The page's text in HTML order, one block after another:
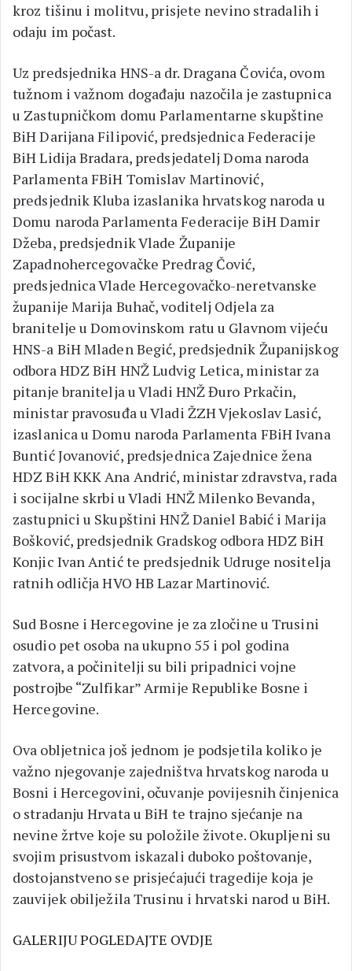
kroz tišinu i molitvu, prisjete nevino stradalih i
odaju im počast.
Uz predsjednika HNS-a dr. Dragana Čovića, ovom
tužnom i važnom događaju nazočila je zastupnica
u Zastupničkom domu Parlamentarne skupštine
BiH Darijana Filipović, predsjednica Federacije
BiH Lidija Bradara, predsjedatelj Doma naroda
Parlamenta FBiH Tomislav Martinović,
predsjednik Kluba izaslanika hrvatskog naroda u
Domu naroda Parlamenta Federacije BiH Damir
Džeba, predsjednik Vlade Županije
Zapadnohercegovačke Predrag Čović,
predsjednica Vlade Hercegovačko-neretvanske
županije Marija Buhač, voditelj Odjela za
branitelje u Domovinskom ratu u Glavnom vijeću
HNS-a BiH Mladen Begić, predsjednik Županijskog
odbora HDZ BiH HNŽ Ludvig Letica, ministar za
pitanje branitelja u Vladi HNŽ Đuro Prkačin,
ministar pravosuđa u Vladi ŽZH Vjekoslav Lasić,
izaslanica u Domu naroda Parlamenta FBiH Ivana
Buntić Jovanović, predsjednica Zajednice žena
HDZ BiH KKK Ana Andrić, ministar zdravstva, rada
i socijalne skrbi u Vladi HNŽ Milenko Bevanda,
zastupnici u Skupštini HNŽ Daniel Babić i Marija
Bošković, predsjednik Gradskog odbora HDZ BiH
Konjic Ivan Antić te predsjednik Udruge nositelja
ratnih odličja HVO HB Lazar Martinović.
Sud Bosne i Hercegovine je za zločine u Trusini
osudio pet osoba na ukupno 55 i pol godina
zatvora, a počinitelji su bili pripadnici vojne
postrojbe “Zulfikar” Armije Republike Bosne i
Hercegovine.
Ova obljetnica još jednom je podsjetila koliko je
važno njegovanje zajedništva hrvatskog naroda u
Bosni i Hercegovini, očuvanje povijesnih činjenica
o stradanju Hrvata u BiH te trajno sjećanje na
nevine žrtve koje su položile živote. Okupljeni su
svojim prisustvom iskazali duboko poštovanje,
dostojanstveno se prisjećajući tragedije koja je
zauvijek obilježila Trusinu i hrvatski narod u BiH.
GALERIJU POGLEDAJTE OVDJE